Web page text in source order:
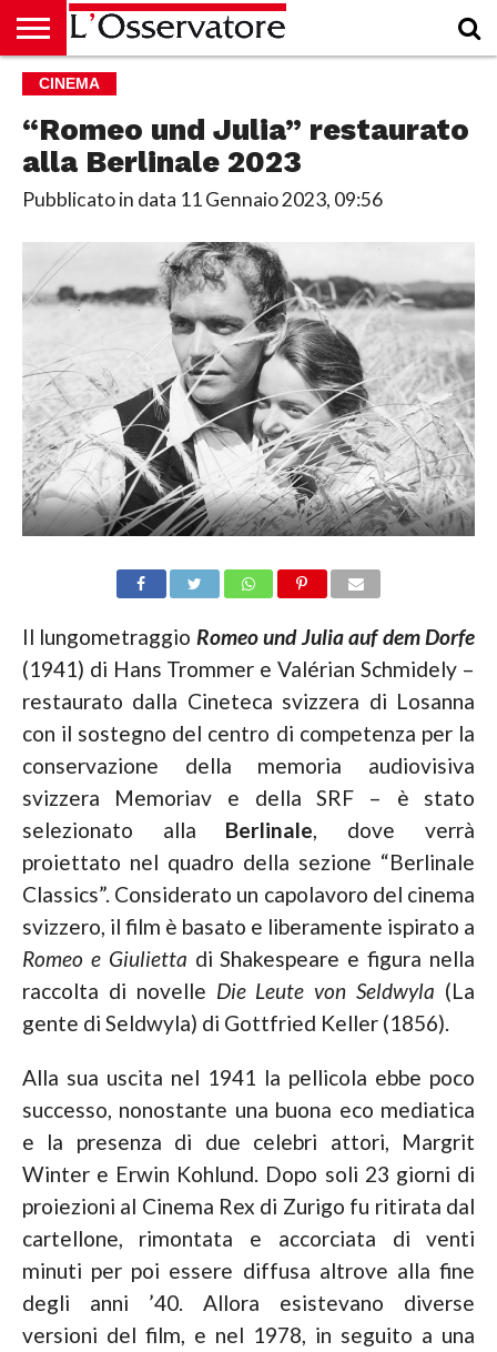
HOME
CULTURA
ECONOMIA
RUBRICHE
ARCHIVIO
PODCAST
ABBONAMENTO
CHI
ACCEDI
CINEMA
“Romeo und Julia” restaurato
alla Berlinale 2023
Pubblicato in data 11 Gennaio 2023, 09:56
Il lungometraggio Romeo und Julia auf dem Dorfe
(1941) di Hans Trommer e Valérian Schmidely –
restaurato dalla Cineteca svizzera di Losanna
con il sostegno del centro di competenza per la
conservazione della memoria audiovisiva
svizzera Memoriav e della SRF – è stato
selezionato alla Berlinale , dove verrà
proiettato nel quadro della sezione “Berlinale
Classics”. Considerato un capolavoro del cinema
svizzero, il film è basato e liberamente ispirato a
Romeo e Giulietta di Shakespeare e figura nella
raccolta di novelle Die Leute von Seldwyla (La
gente di Seldwyla) di Gottfried Keller (1856).
Alla sua uscita nel 1941 la pellicola ebbe poco
successo, nonostante una buona eco mediatica
e la presenza di due celebri attori, Margrit
Winter e Erwin Kohlund. Dopo soli 23 giorni di
proiezioni al Cinema Rex di Zurigo fu ritirata dal
cartellone, rimontata e accorciata di venti
minuti per poi essere diffusa altrove alla fine
degli anni ’40. Allora esistevano diverse
versioni del film, e nel 1978, in seguito a una